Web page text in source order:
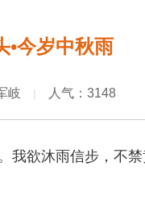
•今岁中秋雨
岐 | 人气：3148
我欲沐雨信步，不